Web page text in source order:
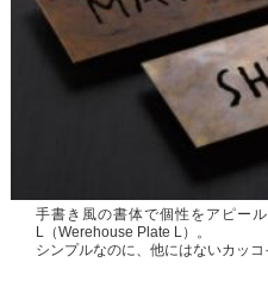
手書き風の書体で個性をアピー
L（Werehouse Plate L）。
シンプルなのに、他にはないカッコ